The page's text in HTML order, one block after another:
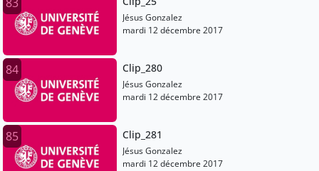
Jésus Gonzalez
mardi 12 décembre 2017
84 Clip_280
Jésus Gonzalez
mardi 12 décembre 2017
85 Clip_281
Jésus Gonzalez
mardi 12 décembre 2017